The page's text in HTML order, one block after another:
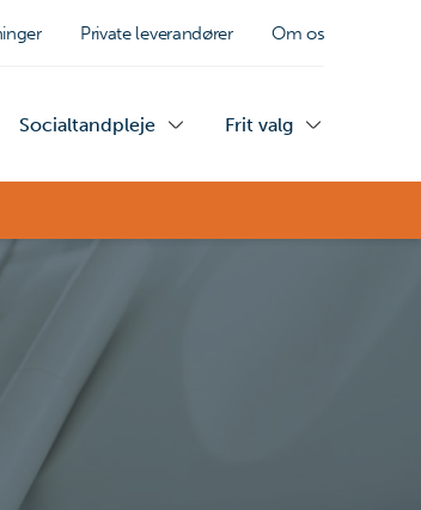
Private leverandører Om os
Socialtandpleje Frit valg